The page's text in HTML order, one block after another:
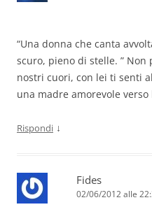
“Una donna che canta
scuro, pieno di stelle. ”
nostri cuori, con lei ti senti
una madre amorevole verso
Rispondi ↓
Fides
02/06/2012 alle